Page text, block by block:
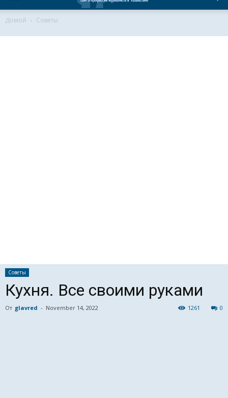
Домой Советы
Советы
Кухня. Все своими руками
От glavred - November 14, 2022 0
1261